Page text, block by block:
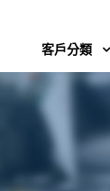
客戶分類